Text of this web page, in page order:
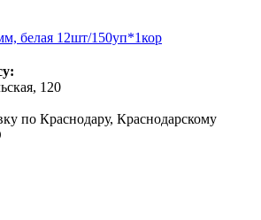
120
по Краснодару, Краснодарскому